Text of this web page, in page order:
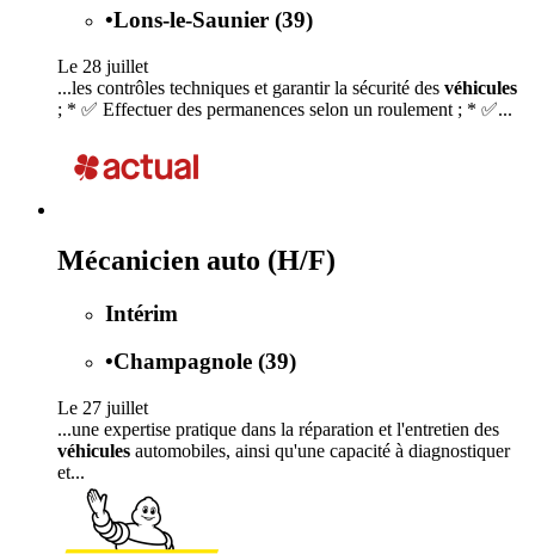
•Lons-le-Saunier (39)
Le 28 juillet
...les contrôles techniques et garantir la sécurité des véhicules
; * ✅ Effectuer des permanences selon un roulement ; * ✅...
Mécanicien auto (H/F)
Intérim
•Champagnole (39)
Le 27 juillet
...une expertise pratique dans la réparation et l'entretien des
véhicules automobiles, ainsi qu'une capacité à diagnostiquer
et...